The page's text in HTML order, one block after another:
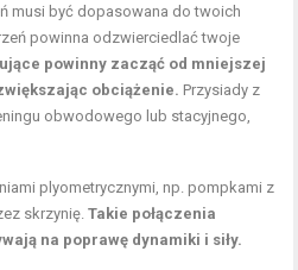
musi być dopasowana do twoich
powinna odzwierciedlać twoje
powinny zacząć od mniejszej
obciążenie. Przysiady z
obwodowego lub stacyjnego,
plyometrycznymi, np. pompkami z
skrzynię.Takie połączenia
na poprawę dynamiki i siły.